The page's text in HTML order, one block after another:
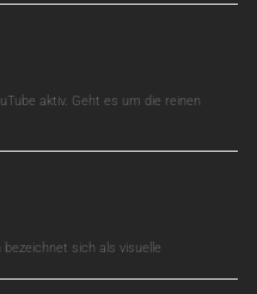
aktiv. Geht es um die reinen
sich als visuelle